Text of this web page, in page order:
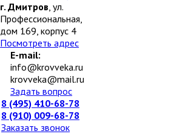
г. Дмитров, ул.
Профессиональная,
дом 169, корпус 4
Посмотреть адрес
E-mail:
info@krovveka.ru
krovveka@mail.ru
Задать вопрос
8 (495) 410-68-78
8 (910) 009-68-78
Заказать звонок